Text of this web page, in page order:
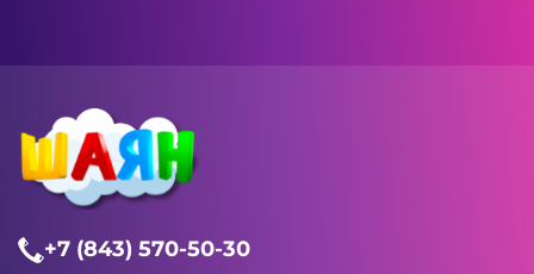
+7 (843) 570-50-30